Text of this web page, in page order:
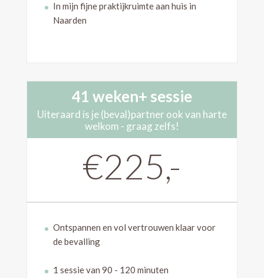
In mijn fijne praktijkruimte aan huis in
Naarden
41 weken+ sessie
Uiteraard is je (beval)partner ook van harte
welkom - graag zelfs!
€225,-
Ontspannen en vol vertrouwen klaar voor
de bevalling
1 sessie van 90 - 120 minuten